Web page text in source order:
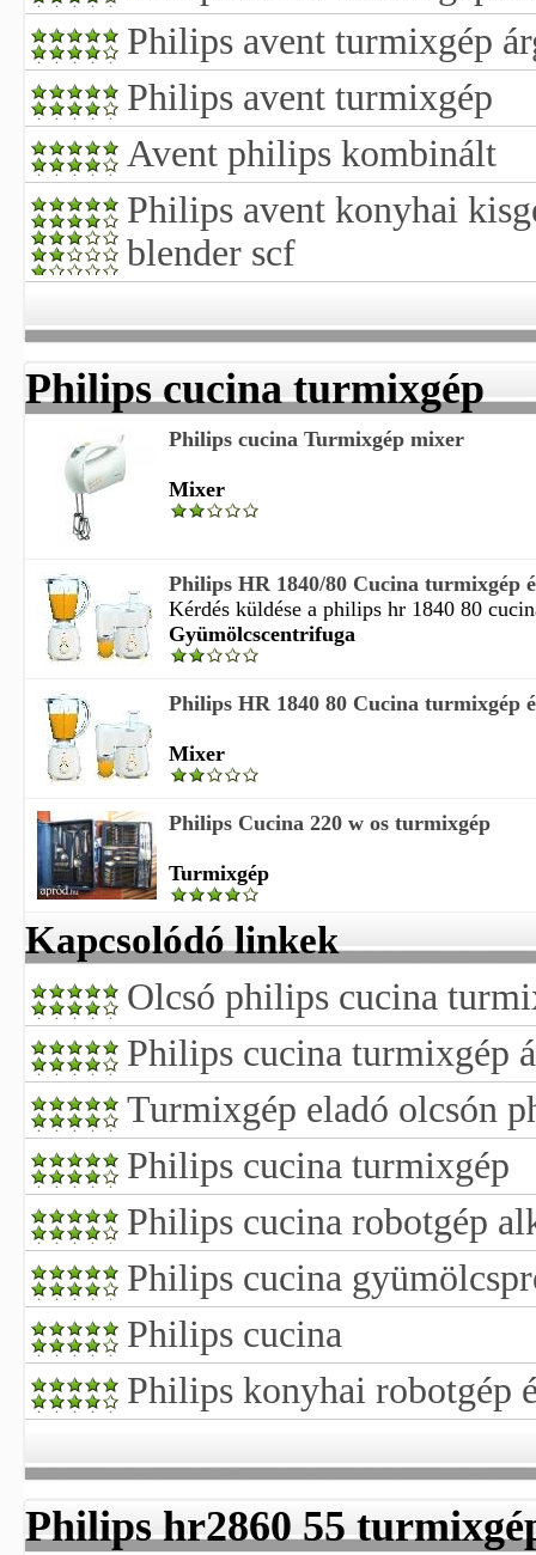
Philips avent turmixgép
Philips avent turmixgép
Avent philips kombinált
Philips avent konyhai
blender scf
Philips cucina turmixgép
Philips cucina Turmixgép mixer
Mixer
Philips HR 1840/80 Cucina turmixgép
Kérdés küldése a philips hr 1840 80
Gyümölcscentrifuga
Philips HR 1840 80 Cucina turmixgép
Mixer
Philips Cucina 220 w os turmixgép
Turmixgép
Kapcsolódó linkek
Olcsó philips cucina
Philips cucina turmixgép
Turmixgép eladó olcsón
Philips cucina turmixgép
Philips cucina robotgép
Philips cucina
Philips cucina
Philips konyhai robotgép
Philips hr2860 55